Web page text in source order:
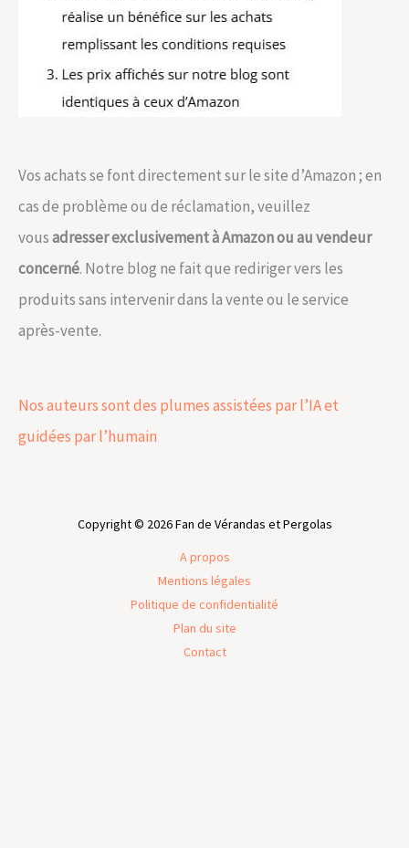
Vos achats se font directement sur le site d’Amazon ; en
cas de problème ou de réclamation, veuillez
vousadresser exclusivement à Amazon ou au vendeur
concerné. Notre blog ne fait que rediriger vers les
produits sans intervenir dans la vente ou le service
après-vente.
Nos auteurs sont des plumes assistées par l’IA et
guidées par l’humain
Copyright © 2026 Fan de Vérandas et Pergolas
A propos
Mentions légales
Politique de confidentialité
Plan du site
Contact